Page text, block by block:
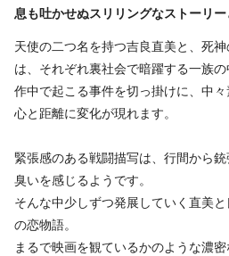
息も吐かせぬスリリングなストーリ
天使の二つ名を持つ吉良直美と、死
は、それぞれ裏社会で暗躍する一族の
作中で起こる事件を切っ掛けに、中
心と距離に変化が現れます。
緊張感のある戦闘描写は、行間から
臭いを感じるようです。
そんな中少しずつ発展していく直美
の恋物語。
まるで映画を観ているかのような濃